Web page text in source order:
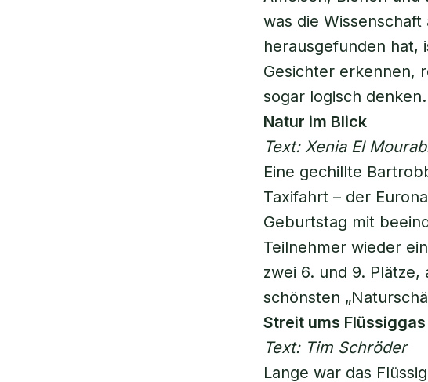
was die
herausgefunden hat,
Gesichter erkennen,
sogar logisch denken.
Natur im Blick
Text: Xenia El
Eine gechillte
Taxifahrt – der
Geburtstag mit
Teilnehmer wieder
zwei 6. und 9. Plätze,
schönsten
Streit ums Flüssiggas
Text: Tim Schröder
Lange war das